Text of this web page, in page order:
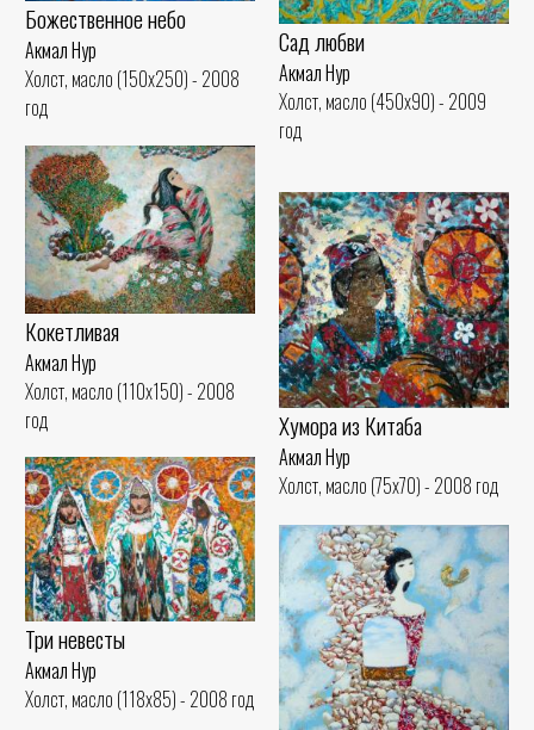
Сад любви
Акмал Нур
Холст, масло (450x90) - 2009
год
Божественное небо
Акмал Нур
Холст, масло (150x250) - 2008
год
Кокетливая
Акмал Нур
Холст, масло (110x150) - 2008
год
Хумора из Китаба
Акмал Нур
Холст, масло (75x70) - 2008 год
Три невесты
Акмал Нур
Холст, масло (118x85) - 2008 год